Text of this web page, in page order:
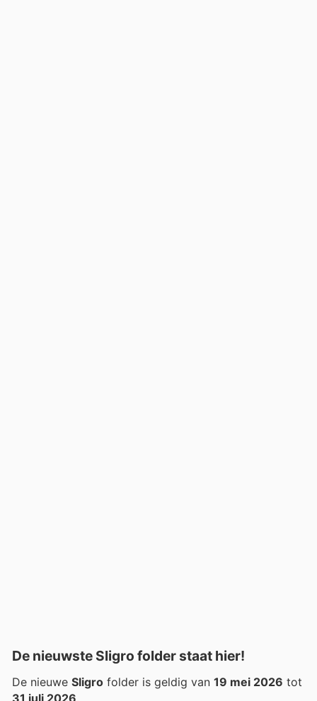
De nieuwste Sligro folder staat hier!
De nieuwe Sligro folder is geldig van 19 mei 2026 tot
31 juli 2026.